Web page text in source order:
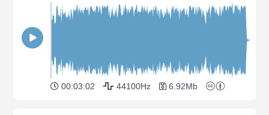
00:03:02 44100Hz 6.92Mb